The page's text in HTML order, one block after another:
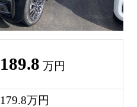
189.8 万円
179.8万円